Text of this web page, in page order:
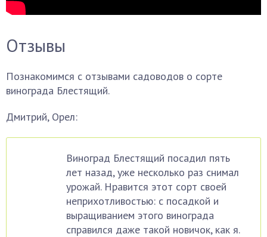
Отзывы
Познакомимся с отзывами садоводов о сорте
винограда Блестящий.
Дмитрий, Орел:
Виноград Блестящий посадил пять
лет назад, уже несколько раз снимал
урожай. Нравится этот сорт своей
неприхотливостью: с посадкой и
выращиванием этого винограда
справился даже такой новичок, как я.